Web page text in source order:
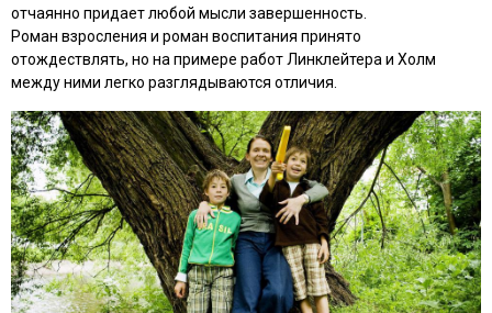
отчаянно придает любой мысли завершенность.
Роман взросления и роман воспитания принято
отождествлять, но на примере работ Линклейтера и Холм
между ними легко разглядываются отличия.